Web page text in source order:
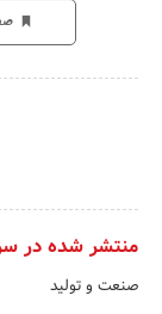
منتشر شده در
صنعت و تولید